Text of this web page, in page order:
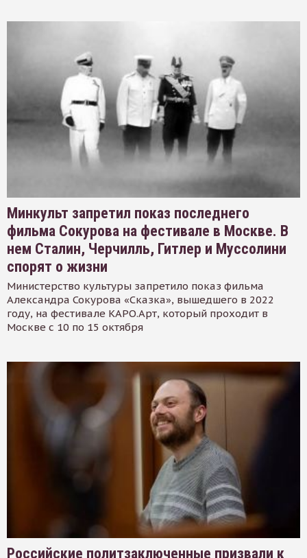
Минкульт запретил показ последнего
фильма Сокурова на фестивале в Москве. В
нем Сталин, Черчилль, Гитлер и Муссолини
спорят о жизни
Министерство культуры запретило показ фильма
Александра Сокурова «Сказка», вышедшего в 2022
году, на фестивале КАРО.Арт, который проходит в
Москве с 10 по 15 октября
Российские политзаключенные призвали к